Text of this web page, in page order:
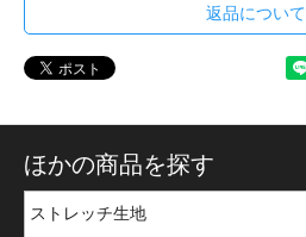
返品について
ほかの商品を探す